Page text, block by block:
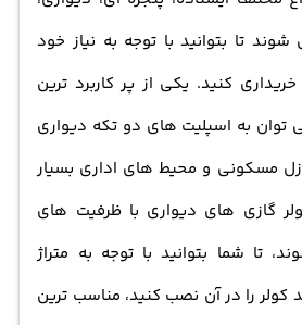
های اداری است. طراحی دو تکه ای کولر
گازی کریر مدل 42QAF012733 شامل پنل بیرونی و داخلی
شامل موتور و کمپرسور می باشد که
را تامین می کند. استفاده از این کولر
تا بتوانید با توجه به نیاز خود
کنید. یکی از پر کاربرد ترین
توان به اسپلیت های دو تکه دیواری
مسکونی و محیط های اداری بسیار
گازي های دیواری با ظرفیت های
تا شما بتوانید با توجه به متراژ
را در آن نصب کنید، مناسب ترین